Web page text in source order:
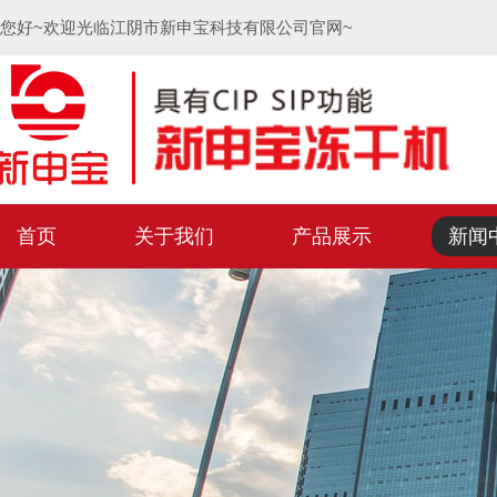
您好~欢迎光临江阴市新申宝科技有限公司官网~
首页 关于我们 产品展示 新闻